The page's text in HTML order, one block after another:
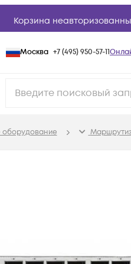
Корзина
Москва +7 (495) 950-57-11
оборудование